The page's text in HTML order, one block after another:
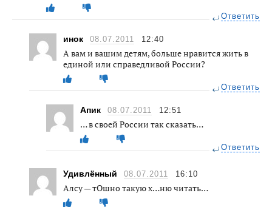
Ответить
инок 08.07.2011 12:40
А вам и вашим детям, больше нравится жить в
единой или справедливой России?
Ответить
Апик 08.07.2011 12:51
… в своей России так сказать…
Ответить
Удивлённый 08.07.2011 16:10
Алсу — тОшно такую х…ню читать…